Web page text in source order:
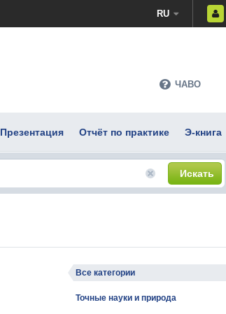
RU
ЧАВО
Презентация Отчёт по практике Э-книга
Искать
Все категории
Точные науки и природа